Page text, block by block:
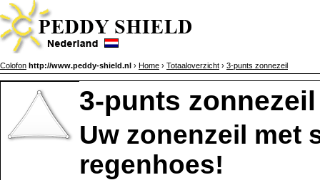
Colofon http://www.peddy-shield.nl › Home › Totaaloverzicht › 3-punts zonnezeil
3-punts zonnezeil
Uw zonenzeil met
regenhoes!